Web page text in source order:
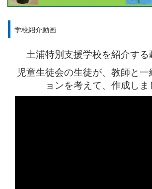
学校紹介動画
土浦特別支援学校を紹介する
児童生徒会の生徒が、教師と
ョンを考えて、作成しま